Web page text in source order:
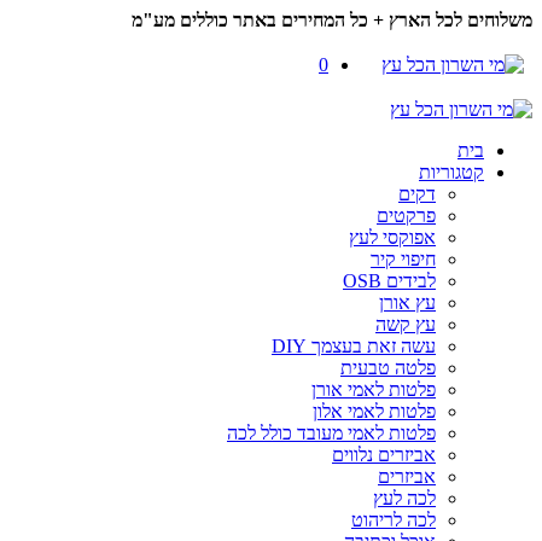
משלוחים לכל הארץ + כל המחירים באתר כוללים מע"מ
0
בית
קטגוריות
דקים
פרקטים
אפוקסי לעץ
חיפוי קיר
לבידים OSB
עץ אורן
עץ קשה
עשה זאת בעצמך DIY
פלטה טבעית
פלטות לאמי אורן
פלטות לאמי אלון
פלטות לאמי מעובד כולל לכה
אביזרים נלווים
אביזרים
לכה לעץ
לכה לריהוט